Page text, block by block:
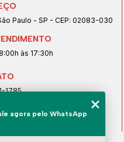
Paulo - SP - CEP: 02083-030
às 17:30h
1785
1832
agora pelo WhatsApp